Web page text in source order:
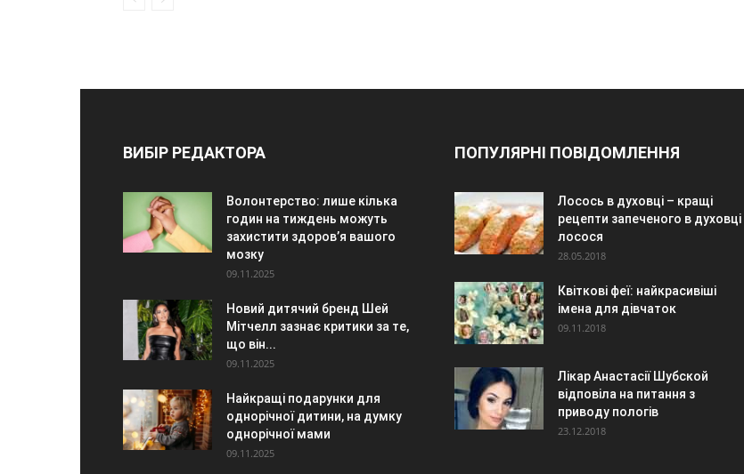
ВИБІР РЕДАКТОРА
Волонтерство: лише кілька
годин на тиждень можуть
захистити здоров’я вашого
мозку
09.11.2025
Новий дитячий бренд Шей
Мітчелл зазнає критики за те,
що він...
09.11.2025
Найкращі подарунки для
однорічної дитини, на думку
однорічної мами
09.11.2025
ПОПУЛЯРНІ ПОВІДОМЛЕННЯ
Лосось в духовці – кращі
рецепти запеченого в духовці
лосося
28.05.2018
Квіткові феї: найкрасивіші
імена для дівчаток
09.11.2018
Лікар Анастасії Шубской
відповіла на питання з
приводу пологів
23.12.2018